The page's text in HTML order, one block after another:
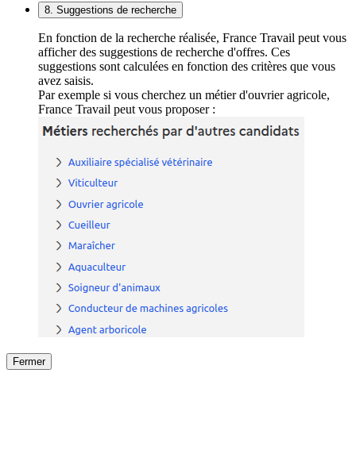
8. Suggestions de recherche
En fonction de la recherche réalisée, France Travail peut vous
afficher des suggestions de recherche d'offres. Ces
suggestions sont calculées en fonction des critères que vous
avez saisis.
Par exemple si vous cherchez un métier d'ouvrier agricole,
France Travail peut vous proposer :
Fermer